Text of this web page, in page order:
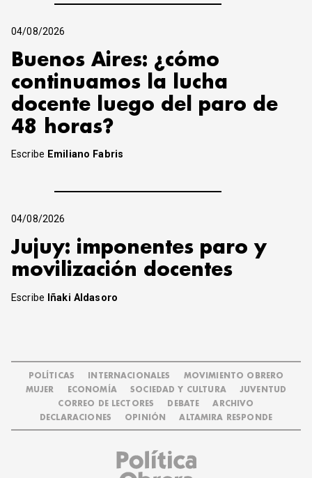
04/08/2026
Buenos Aires: ¿cómo
continuamos la lucha
docente luego del paro de
48 horas?
Escribe Emiliano Fabris
04/08/2026
Jujuy: imponentes paro y
movilización docentes
Escribe Iñaki Aldasoro
POLÍTICAS INTERNACIONALES
MOVIMIENTO OBRERO
MUJER
ECONOMÍA SOCIEDAD Y CULTURA
JUVENTUD
CORREO DE LECTORES
DEBATE
ARCHIVO
DECLARACIONES
OPINIÓN ALTAMIRA RESPONDE